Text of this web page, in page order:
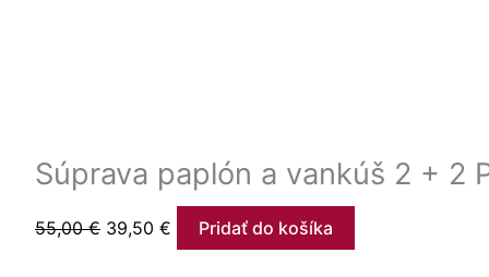
Súprava paplón a vankúš 2 + 2
55,00€ 39,50 € Pridať do košíka